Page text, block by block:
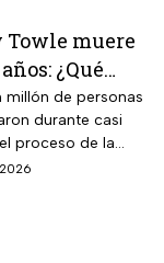
Towle muere
¿Qué
la
TikTok?
millón de personas
durante casi
proceso de la